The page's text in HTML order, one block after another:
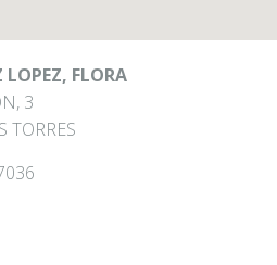
FLORA
3
TORRES